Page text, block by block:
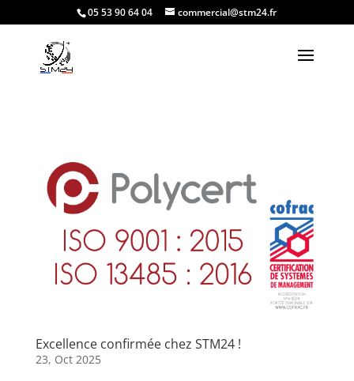
05 53 90 64 04 commercial@stm24.fr
Excellence confirmée chez STM24 !
23, Oct 2025